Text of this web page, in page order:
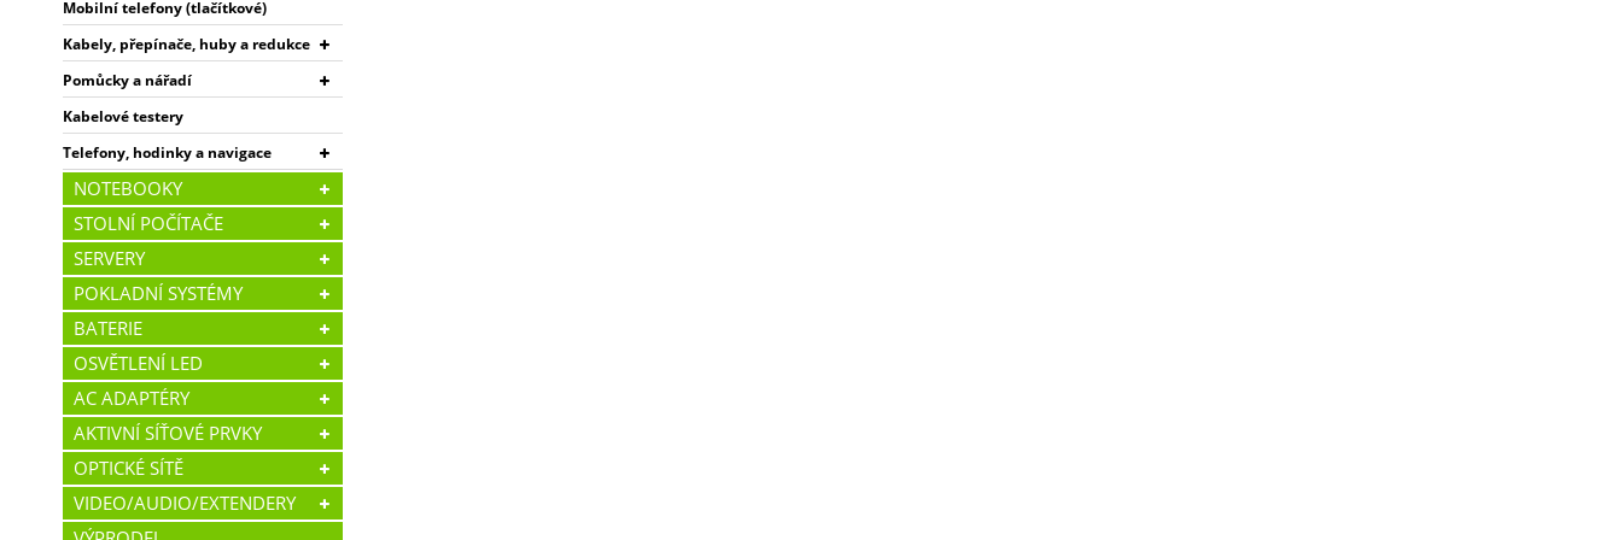
Mobilní telefony (tlačítkové)
Kabely, přepínače, huby a redukce
Pomůcky a nářadí
Kabelové testery
Telefony, hodinky a navigace
NOTEBOOKY
STOLNÍ POČÍTAČE
SERVERY
POKLADNÍ SYSTÉMY
BATERIE
OSVĚTLENÍ LED
AC ADAPTÉRY
AKTIVNÍ SÍŤOVÉ PRVKY
OPTICKÉ SÍTĚ
VIDEO/AUDIO/EXTENDERY